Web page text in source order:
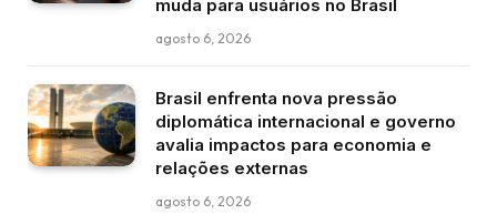
muda para usuários no Brasil
agosto 6, 2026
Brasil enfrenta nova pressão
diplomática internacional e governo
avalia impactos para economia e
relações externas
agosto 6, 2026